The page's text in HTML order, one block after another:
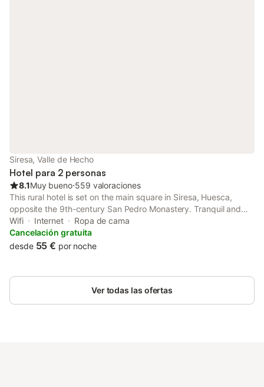
Siresa, Valle de Hecho
Hotel para 2 personas
8.1Muy bueno⋅559 valoraciones
This rural hotel is set on the main square in Siresa, Huesca,
opposite the 9th-century San Pedro Monastery. Tranquil and
surrounded by nature, it offers homemade cooking, free Wi-Fi in
public areas and functional rooms.
Wifi Internet
Ropa de cama
Cancelación gratuita
desde 55 € por noche
Ver todas las ofertas